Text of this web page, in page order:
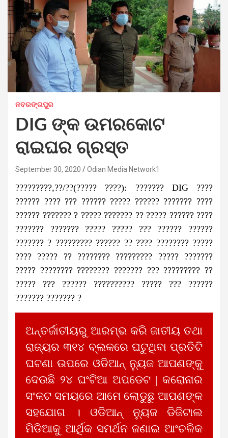
ନବରଙ୍ଗପୁର
DIG ଙ୍କ ଉମରକୋଟ
ରାଇଘର ଗ୍ରସ୍ତ
September 30, 2020 Odian Media Network1
?????????,??/??(????? ????): ??????? DIG ????
?????? ???? ??? ?????? ????? ?????? ??????? ????
?????? ??????? ? ????? ??????? ?? ????? ?????? ????
??????? ??????? ????? ????? ??? ?????? ??????
??????? ? ????????? ?????? ?? ???? ???????? ?????
???? ????? ?? ???????? ????????? ????? ???????
????? ???????? ???????? ??????? ??? ????????? ??
????? ??? ?????? ?????????? ????? ??? ??????
??????? ??????? ?
ଅନ୍ତର୍ଜାତୀୟରୁ ଆରମ୍ଭ କରି ଜାତୀୟ ତଥା
ରାଜ୍ୟର ୩୧୪ ବ୍ଲକରେ ଘଟୁଥିବା ପ୍ରତିଟି
ଘଟଣା ଉପରେ ଓଡିଆନ୍ ନ୍ୟୁଜ ଆପଣଙ୍କୁ
ଦେଉଛି ୨୪ ଘଂଟିଆ ଅପଡେଟ | କରୋନାର
ସଂକଟ ସମୟରେ ଆମେ ଲୋଡୁଛୁ ଆପଣଙ୍କ
ସହଯୋଗ । ଓଡିଆନ୍ ନ୍ୟୁଜ ଡିଜିଟାଲ
ମିଡିଆକୁ ଆର୍ଥିକ ସମର୍ଥନ ଜଣାଇ ଆଂଚଳିକ